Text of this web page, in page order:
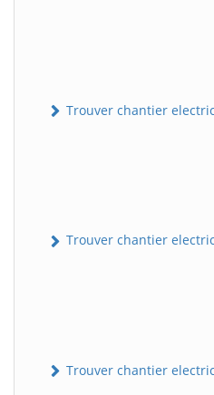
Trouver chantier
Trouver chantier
Trouver chantier